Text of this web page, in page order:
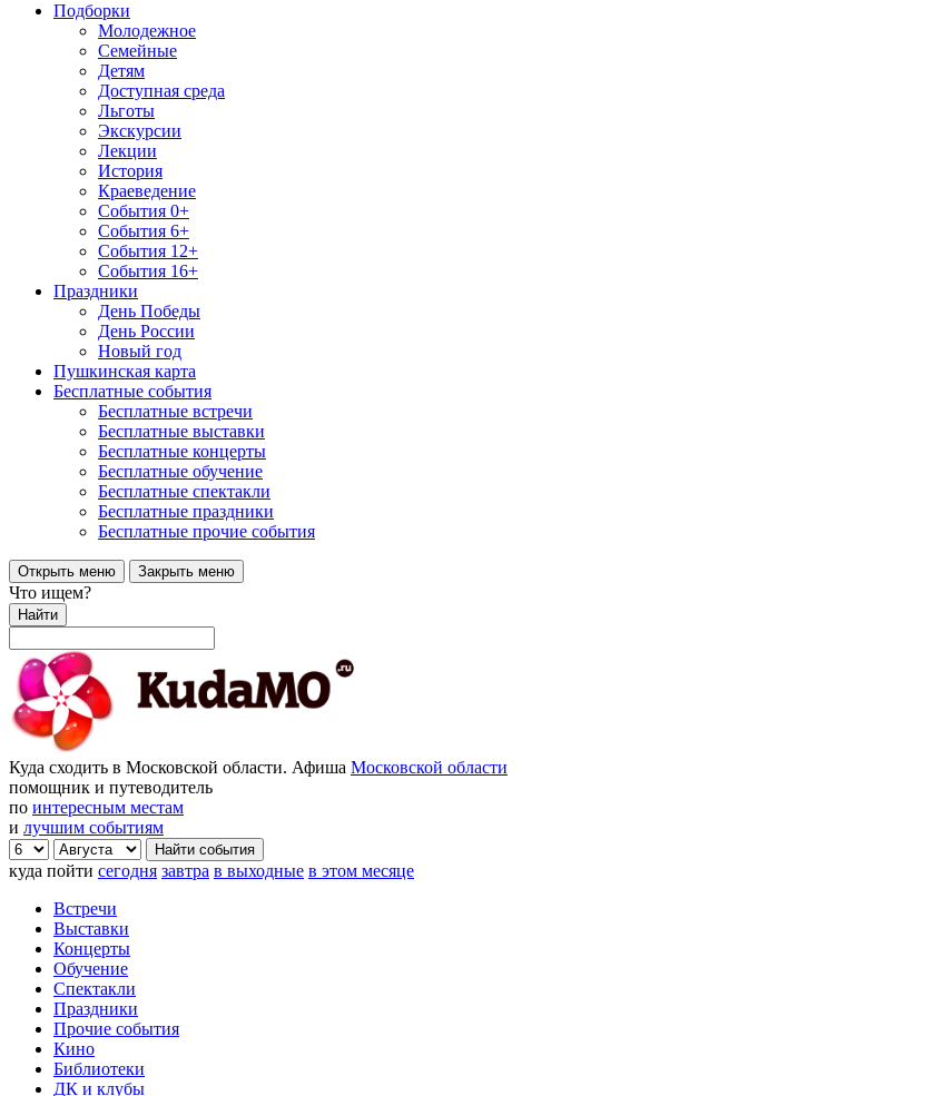
Подборки
Молодежное
Семейные
Детям
Доступная среда
Льготы
Экскурсии
Лекции
История
Краеведение
События 0+
События 6+
События 12+
События 16+
Праздники
День Победы
День России
Новый год
Пушкинская карта
Бесплатные события
Бесплатные встречи
Бесплатные выставки
Бесплатные концерты
Бесплатные обучение
Бесплатные спектакли
Бесплатные праздники
Бесплатные прочие события
Открыть меню Закрыть меню
Что ищем?
Найти
Куда сходить в Московской области. Афиша Московской области
помощник и путеводитель
по интересным местам
и лучшим событиям
куда пойти сегодня завтра в выходные в этом месяце
Встречи
Выставки
Концерты
Обучение
Спектакли
Праздники
Прочие события
Кино
Библиотеки
ДК и клубы